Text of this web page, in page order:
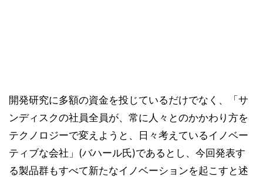
開発研究に多額の資金を投じているだけでなく、「サ
ンディスクの社員全員が、常に人々とのかかわり方を
テクノロジーで変えようと、日々考えているイノベー
ティブな会社」(バハール氏)であるとし、今回発表す
る製品群もすべて新たなイノベーションを起こすと述